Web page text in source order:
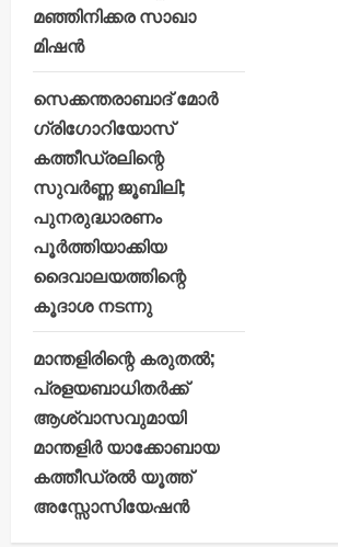
മഞ്ഞിനിക്കര സാഖാ
മിഷൻ
സെക്കന്തരാബാദ് മോർ
ഗ്രിഗോറിയോസ്
കത്തീഡ്രലിന്റെ
സുവർണ്ണ ജൂബിലി;
പുനരുദ്ധാരണം
പൂർത്തിയാക്കിയ
ദൈവാലയത്തിന്റെ
കൂദാശ നടന്നു
മാന്തളിരിന്റെ കരുതൽ;
പ്രളയബാധിതർക്ക്
ആശ്വാസവുമായി
മാന്തളിർ യാക്കോബായ
കത്തീഡ്രൽ യൂത്ത്
അസ്സോസിയേഷൻ